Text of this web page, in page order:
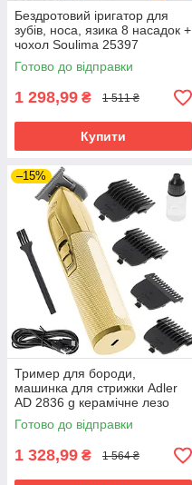
Бездротовий іригатор для
зубів, носа, язика 8 насадок +
чохол Soulima 25397
Готово до відправки
1 298,99 ₴ 1 511 ₴
Купити
–15%
Тример для бороди,
машинка для стрижки Adler
AD 2836 g керамічне лезо
USB зарядка
Готово до відправки
1 328,99 ₴ 1 564 ₴